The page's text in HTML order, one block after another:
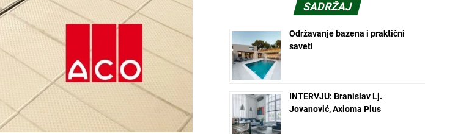
SADRŽAJ
Održavanje bazena i praktični
saveti
INTERVJU: Branislav Lj.
Jovanović, Axioma Plus